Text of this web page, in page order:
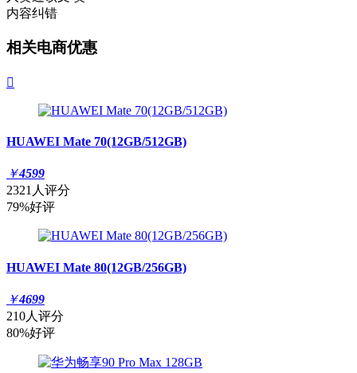
内容纠错
相关电商优惠

HUAWEI Mate 70(12GB/512GB)
￥4599
2321人评分
79%好评
HUAWEI Mate 80(12GB/256GB)
￥4699
210人评分
80%好评